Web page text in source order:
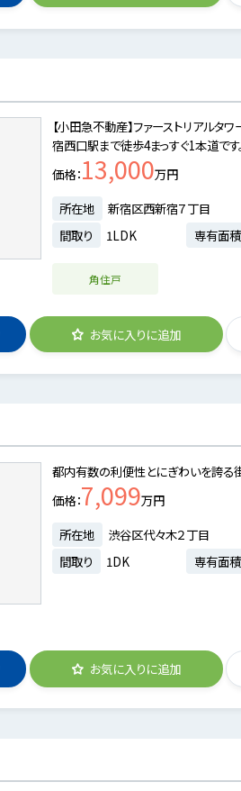
【小田急不動産】ファーストリアルタ
宿西口駅まで徒歩4まっすぐ1本道です
価格 13,000万円
所在地
新宿区西新宿７丁目
間取り
1LDK 専有面積
角住戸
お気に入りに追加
都内有数の利便性とにぎわいを誇る街
価格 7,099万円
所在地
渋谷区代々木２丁目
間取り
1DK 専有面積
お気に入りに追加